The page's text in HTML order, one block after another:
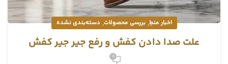
اخبار منطِ,بررسی محصولات, دسته‌بندی نشده
علت صدا دادن کفش و رفع جیر جیر کفش
0